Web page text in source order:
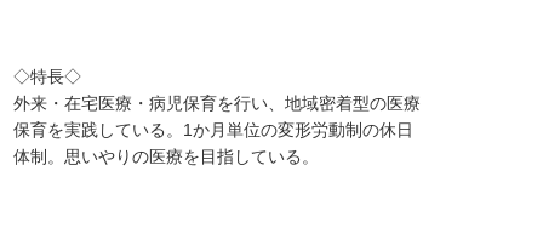
◇特長◇
外来・在宅医療・病児保育を行い、地域密着型の医療
保育を実践している。1か月単位の変形労動制の休日
体制。思いやりの医療を目指している。